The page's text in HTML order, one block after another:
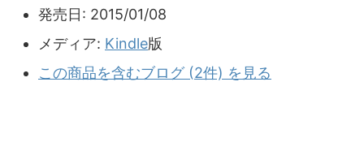
発売日: 2015/01/08
メディア: Kindle版
この商品を含むブログ (2件) を見る